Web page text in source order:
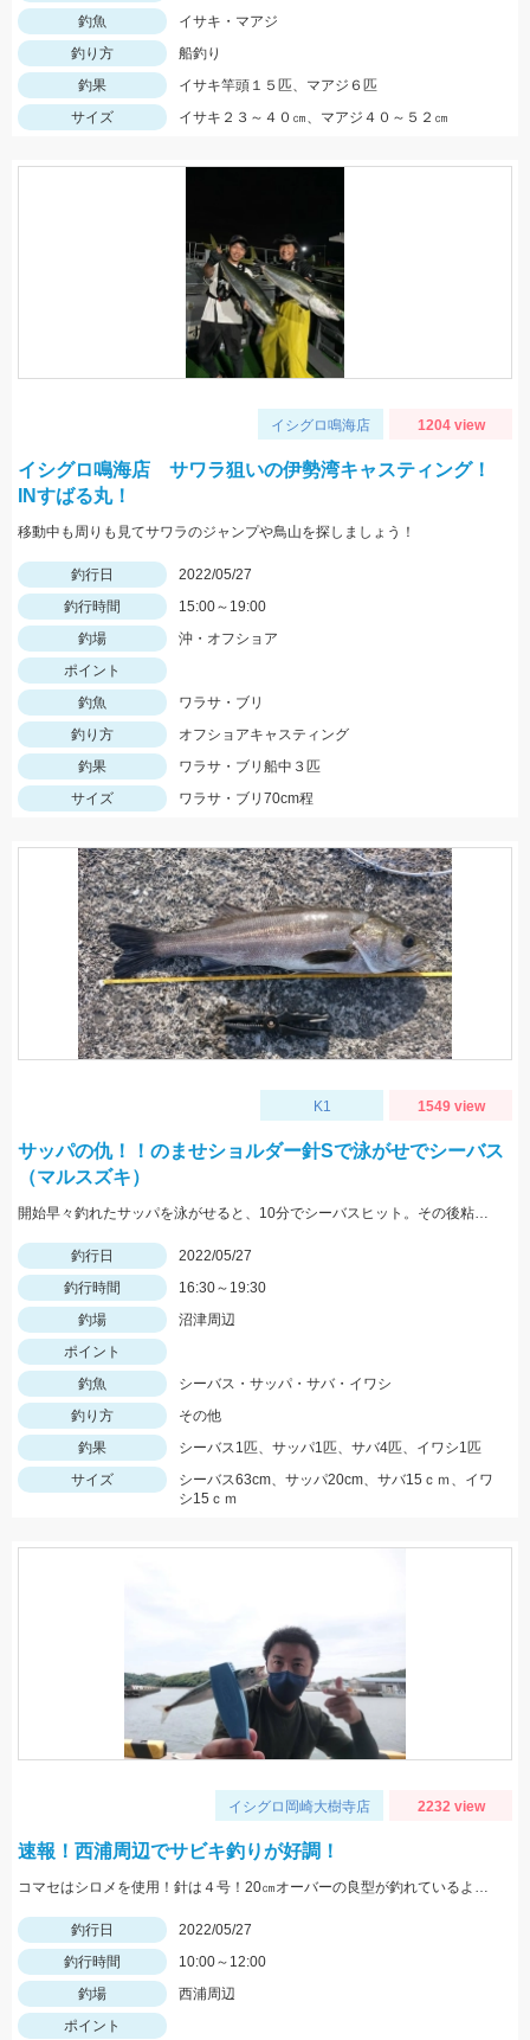
釣魚
イサキ・マアジ
釣り方
船釣り
釣果
イサキ竿頭１５匹、マアジ６匹
サイズ
イサキ２３～４０㎝、マアジ４０～５２㎝
イシグロ鳴海店 1204 view
イシグロ鳴海店 サワラ狙いの伊勢湾キャスティング！
INすばる丸！
移動中も周りも見てサワラのジャンプや鳥山を探しましょう！
釣行日
2022/05/27
釣行時間
15:00～19:00
釣場
沖・オフショア
ポイント
釣魚
ワラサ・ブリ
釣り方
オフショアキャスティング
釣果
ワラサ・ブリ船中３匹
サイズ
ワラサ・ブリ70cm程
K1 1549 view
サッパの仇！！のませショルダー針Sで泳がせでシーバス
（マルスズキ）
開始早々釣れたサッパを泳がせると、10分でシーバスヒット。その後粘るも肝心のアオリイカが釣れない。
釣行日
2022/05/27
釣行時間
16:30～19:30
釣場
沼津周辺
ポイント
釣魚
シーバス・サッパ・サバ・イワシ
釣り方
その他
釣果
シーバス1匹、サッパ1匹、サバ4匹、イワシ1匹
サイズ
シーバス63cm、サッパ20cm、サバ15ｃｍ、イワ
シ15ｃｍ
イシグロ岡崎大樹寺店 2232 view
速報！西浦周辺でサビキ釣りが好調！
コマセはシロメを使用！針は４号！20㎝オーバーの良型が釣れているようです！
釣行日
2022/05/27
釣行時間
10:00～12:00
釣場
西浦周辺
ポイント